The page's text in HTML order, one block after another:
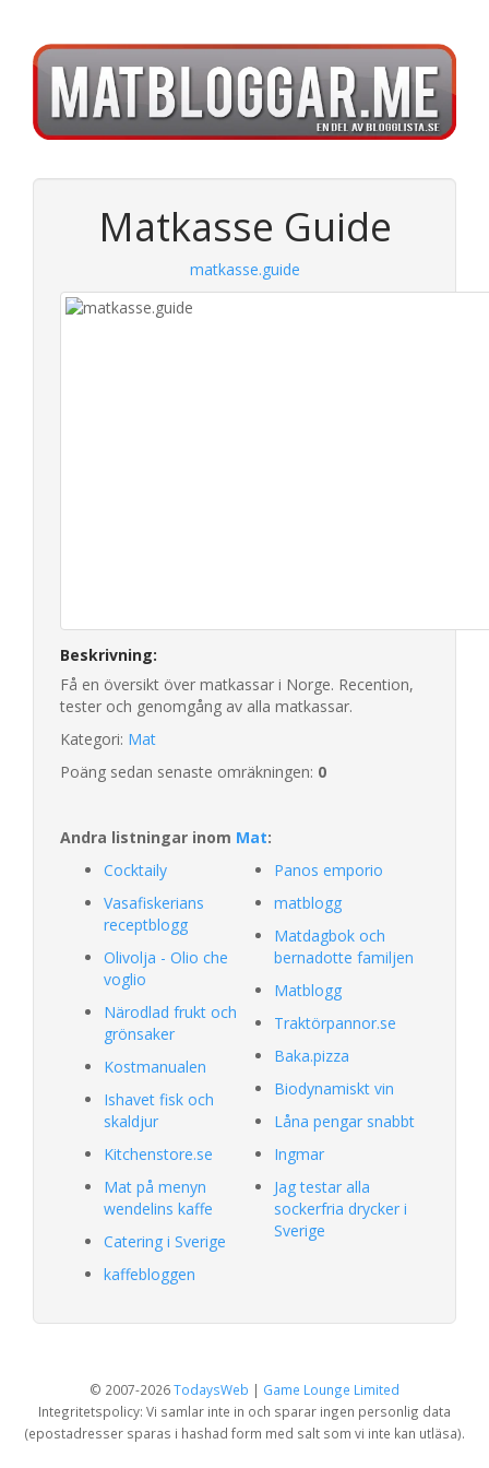
Matkasse Guide
matkasse.guide
Beskrivning:
Få en översikt över matkassar i Norge. Recention,
tester och genomgång av alla matkassar.
Kategori: Mat
Poäng sedan senaste omräkningen: 0
Andra listningar inom Mat:
Cocktaily
Vasafiskerians
receptblogg
Olivolja - Olio che
voglio
Närodlad frukt och
grönsaker
Kostmanualen
Ishavet fisk och
skaldjur
Kitchenstore.se
Mat på menyn
wendelins kaffe
Catering i Sverige
kaffebloggen
Panos emporio
matblogg
Matdagbok och
bernadotte familjen
Matblogg
Traktörpannor.se
Baka.pizza
Biodynamiskt vin
Låna pengar snabbt
Ingmar
Jag testar alla
sockerfria drycker i
Sverige
© 2007-2026TodaysWeb | Game Lounge Limited
Integritetspolicy: Vi samlar inte in och sparar ingen personlig data
(epostadresser sparas i hashad form med salt som vi inte kan utläsa).